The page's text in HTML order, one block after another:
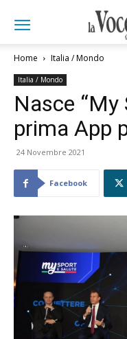
Home Italia / Mondo
Italia / Mondo
Nasce “My
prima App
24 Novembre 2021
Facebook